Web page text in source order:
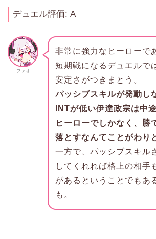
デュエル評価: A
ファオ
非常に強力なヒーローで
短期戦になるデュエルで
安定さがつきまとう。
パッシブスキルが発動し
INTが低い伊達政宗は中
ヒーローでしかなく、勝
落とすなんてことがわり
一方で、パッシブスキル
してくれれば格上の相手
があるということでもあ
も。